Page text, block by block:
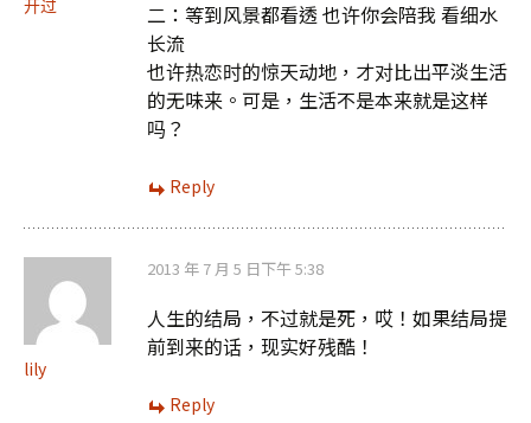
开过
二：等到风景都看透 也许你会陪我 看细水
长流
也许热恋时的惊天动地，才对比出平淡生活
的无味来。可是，生活不是本来就是这样
吗？
Reply
lily
2013 年 7 月 5 日下午 5:38
人生的结局，不过就是死，哎！如果结局提
前到来的话，现实好残酷！
Reply